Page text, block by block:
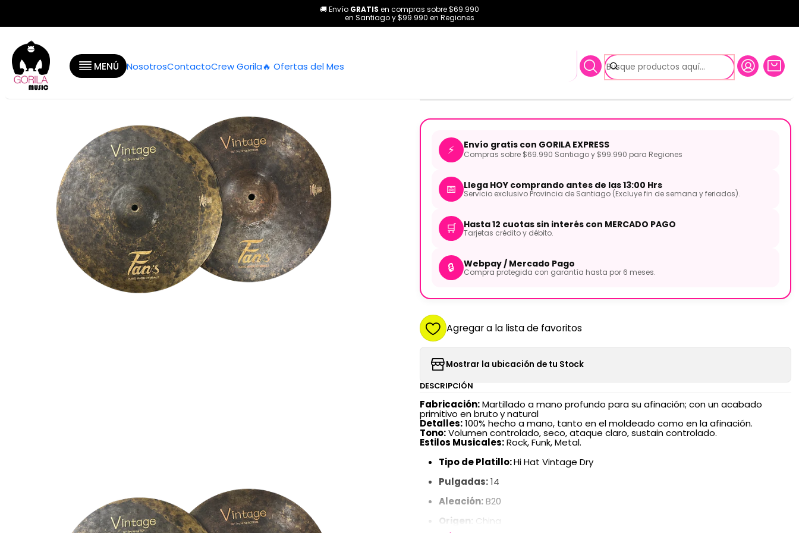
MENÚ NosotrosContactoCrew Gorila🔥 Ofertas del Mes
🚚 Envío GRATIS en compras sobre $69.990
en Santiago y $99.990 en Regiones
Baterías y Percusión Platillos Platillo Hi-Hat Vintage Dry 14 Pulgadas VDRY-HH14 Fans
Platillo Hi-Hat Vintage Dry 14 Pulgadas
⚡ Envío gratis con GORILA EXPRESS
Compras sobre $69.990 Santiago y $99.990 para Regiones
📅 Llega HOY comprando antes de las 13:00 Hrs
Servicio exclusivo Provincia de Santiago (Excluye fin de semana y feriados).
🛒 Hasta 12 cuotas sin interés con MERCADO PAGO
Tarjetas crédito y débito.
🔒 Webpay / Mercado Pago
Compra protegida con garantía hasta por 6 meses.
Agregar a la lista de favoritos
Mostrar la ubicación de tu Stock
DESCRIPCIÓN
Fabricación:Martillado a mano profundo para su afinación; con un acabado
primitivo en brutoy natural
​Detalles:100% hecho a mano, tanto en el moldeado como en la afinación.
Tono:Volumen controlado, seco, ataque claro, sustain controlado.
Estilos Musicales:Rock, Funk, Metal.
Tipo de Platillo:Hi Hat Vintage Dry
Pulgadas:14
Aleación:B20
Origen: China